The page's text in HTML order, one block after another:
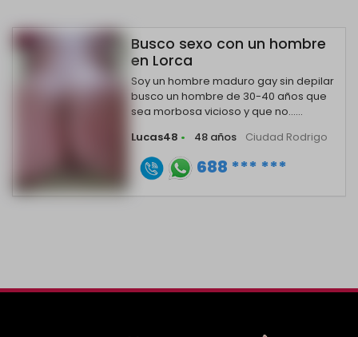
Busco sexo con un hombre
en Lorca
Soy un hombre maduro gay sin depilar
busco un hombre de 30-40 años que
sea morbosa vicioso y que no......
Lucas48 • 48 años Ciudad Rodrigo
688 *** ***